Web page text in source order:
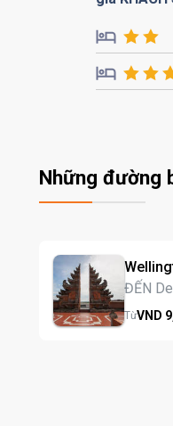
Những đường
ĐẾN
TừVND